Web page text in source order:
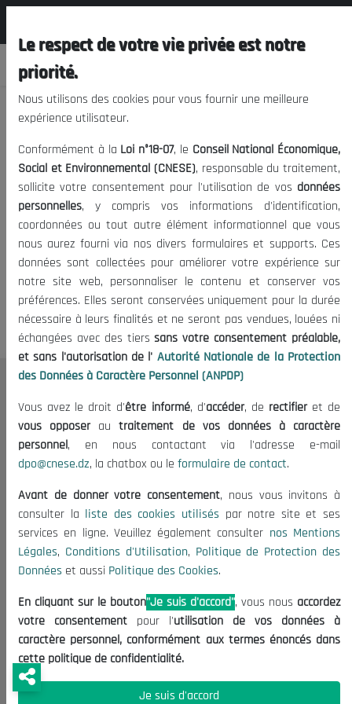
(BAD)
Date de publication: 25/01/2022 | Tags: BAD BADEA
BOAD
Banque Africaine
| Visites: 1519
Banque Africaine de Développement (BAD)
A Propos
Le président
Organisation
Publications
Informations utiles
Appels d'offres et Consultations
Mentions Légales
Conditions d'Utilisation
Politique de Protection des Données
Politique des Cookies
Nous Contacter
Le respect de votre vie privée est notre
priorité.
Nous utilisons des cookies pour vous fournir une meilleure
expérience utilisateur.
Conformément à la Loi n°18-07, le Conseil National Économique,
Social et Environnemental (CNESE), responsable du traitement,
sollicite votre consentement pour l'utilisation de vos données
personnelles, y compris vos informations d'identification,
coordonnées ou tout autre élément informationnel que vous
nous aurez fourni via nos divers formulaires et supports. Ces
données sont collectées pour améliorer votre expérience sur
notre site web, personnaliser le contenu et conserver vos
préférences. Elles seront conservées uniquement pour la durée
nécessaire à leurs finalités et ne seront pas vendues, louées ni
échangées avec des tierssans votre consentement préalable,
et sans l'autorisation de l' Autorité Nationale de la Protection
des Données à Caractère Personnel (ANPDP)
Vous avez le droit d'être informé, d'accéder, de rectifieret de
vous opposerautraitement de vos données à caractère
personnel, en nous contactant via l'adresse e-mail
dpo@cnese.dz, la chatbox ou le formulaire de contact.
Avant de donner votre consentement, nous vous invitons à
consulter la liste des cookies utilisés par notre site et ses
services en ligne. Veuillez également consulter nos Mentions
Légales, Conditions d'Utilisation, Politique de Protection des
Données et aussi Politique des Cookies.
En cliquant sur le bouton"Je suis d'accord", vous nous accordez
votre consentement pour l'utilisation de vos données à
caractère personnel, conformément aux termes énoncés dans
cette politique de confidentialité.
Je suis d'accord